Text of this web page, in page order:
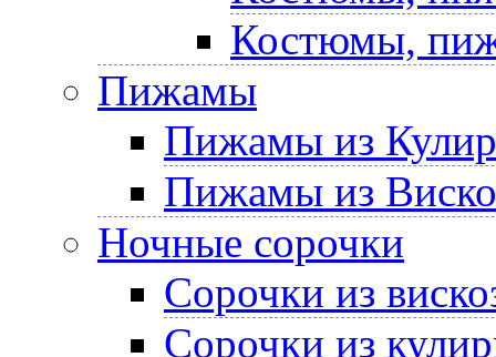
Костюмы,
Пижамы
Пижамы из
Пижамы из
Ночные сорочки
Сорочки из
Сорочки из